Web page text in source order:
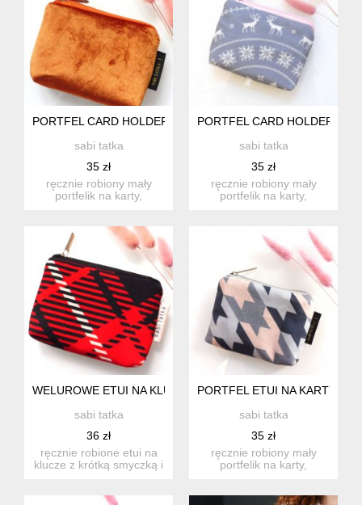
PORTFEL CARD HOLDER Z WELURU POMARAŃCZOWY
sabi tatka
35 zł
ręcznie robiony mały
portfelik na karty,
PORTFEL CARD HOLDER
sabi tatka
35 zł
ręcznie robiony mały
portfelik na karty,
WELUROWE ETUI NA KLUCZE KRATA
sabi tatka
36 zł
ręcznie robione etui na
klucze z krótką smyczką i
PORTFEL ETUI NA KARTY
sabi tatka
35 zł
ręcznie robiony mały
portfelik na karty,